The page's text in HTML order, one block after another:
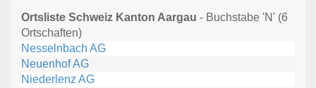
Ortsliste Schweiz Kanton Aargau - Buchstabe 'N' (6
Ortschaften)
Nesselnbach AG
Neuenhof AG
Niederlenz AG